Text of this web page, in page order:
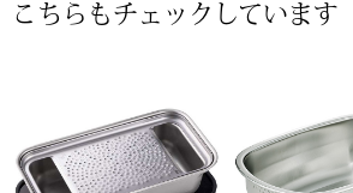
ランド
ビー すべて見る
こちらもチェックしています